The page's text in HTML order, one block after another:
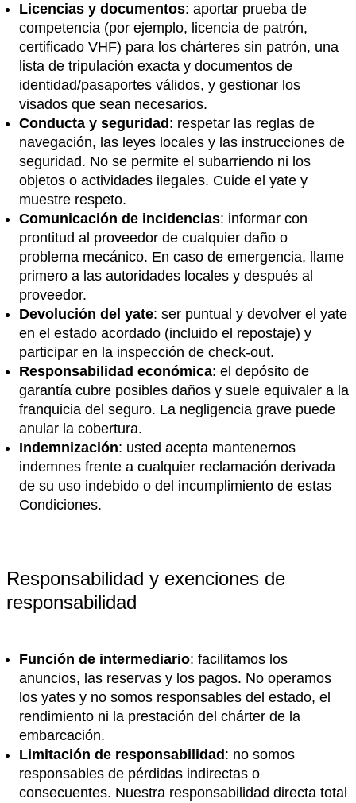
Licencias y documentos: aportar prueba de
competencia (por ejemplo, licencia de patrón,
certificado VHF) para los chárteres sin patrón, una
lista de tripulación exacta y documentos de
identidad/pasaportes válidos, y gestionar los
visados que sean necesarios.
Conducta y seguridad : respetar las reglas de
navegación, las leyes locales y las instrucciones de
seguridad. No se permite el subarriendo ni los
objetos o actividades ilegales. Cuide el yate y
muestre respeto.
Comunicación de incidencias: informar con
prontitud al proveedor de cualquier daño o
problema mecánico. En caso de emergencia, llame
primero a las autoridades locales y después al
proveedor.
Devolución del yate: ser puntual y devolver el yate
en el estado acordado (incluido el repostaje) y
participar en la inspección de check-out.
Responsabilidad económica: el depósito de
garantía cubre posibles daños y suele equivaler a la
franquicia del seguro. La negligencia grave puede
anular la cobertura.
Indemnización: usted acepta mantenernos
indemnes frente a cualquier reclamación derivada
de su uso indebido o del incumplimiento de estas
Condiciones.
Responsabilidad y exenciones de
responsabilidad
Función de intermediario: facilitamos los
anuncios, las reservas y los pagos. No operamos
los yates y no somos responsables del estado, el
rendimiento ni la prestación del chárter de la
embarcación.
Limitación de responsabilidad : no somos
responsables de pérdidas indirectas o
consecuentes. Nuestra responsabilidad directa total